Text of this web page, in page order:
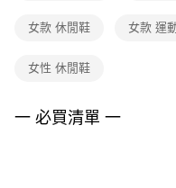
權轉讓予恩沛科技股份有限公司
３．未成年的使用者請事先徵
４．使用「AFTEE先享後付」
女款 休閒鞋 女款 運
女性 休閒鞋
一 必買清單 一